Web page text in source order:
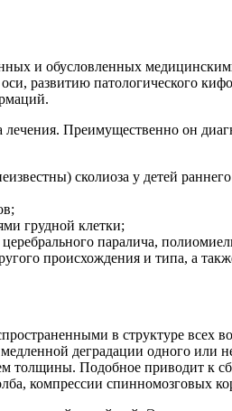
и обусловленных
развитию патологического
Преимущественно он
сколиоза у детей раннего
грудной клетки;
паралича,
происхождения и типа, а
в структуре всех
деградации одного или
Подобное приводит к
компрессии спинномозговых